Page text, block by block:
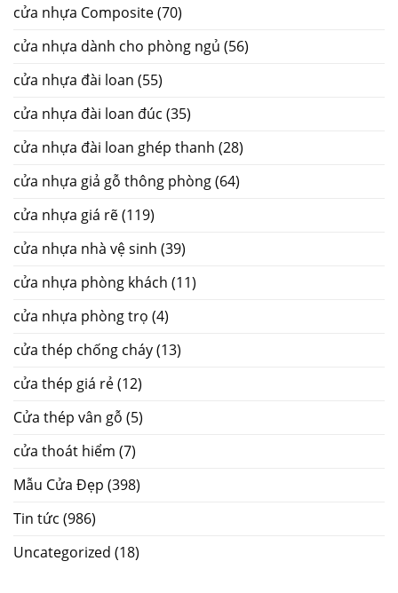
cửa nhựa Composite(70)
cửa nhựa dành cho phòng ngủ (56)
cửa nhựa đài loan (55)
cửa nhựa đài loan đúc (35)
cửa nhựa đài loan ghép thanh (28)
cửa nhựa giả gỗ thông phòng(64)
cửa nhựa giá rẽ(119)
cửa nhựa nhà vệ sinh (39)
cửa nhựa phòng khách (11)
cửa nhựa phòng trọ (4)
cửa thép chống cháy(13)
cửa thép giá rẻ(12)
Cửa thép vân gỗ (5)
cửa thoát hiểm (7)
Mẫu Cửa Đẹp (398)
Tin tức (986)
Uncategorized (18)